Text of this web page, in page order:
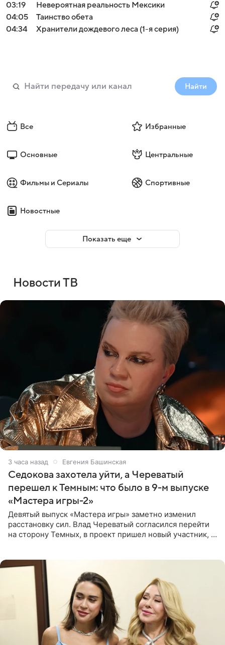
03:19
Невероятная реальность Мексики
04:05
Таинство обета
04:34
Хранители дождевого леса (1-я серия)
Найти
Все Избранные
Основные Центральные
Фильмы и Сериалы Спортивные
Новостные
Показать еще
Новости ТВ
3 часа назад Евгения Башинская
Седокова захотела уйти, а Череватый
перешел к Темным: что было в 9-м выпуске
«Мастера игры-2»
Девятый выпуск «Мастера игры» заметно изменил
расстановку сил. Влад Череватый согласился перейти
на сторону Темных, в проект пришел новый участник, а